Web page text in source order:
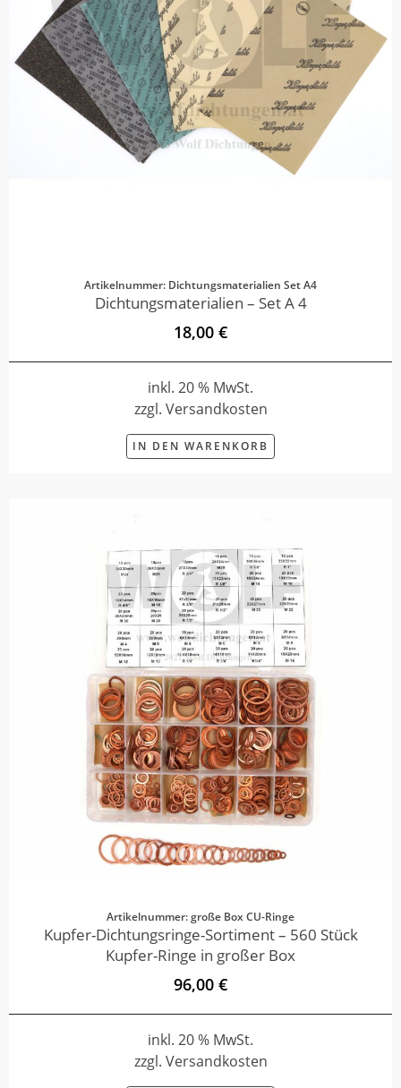
Artikelnummer: Dichtungsmaterialien Set A4
Dichtungsmaterialien – Set A 4
18,00 €
inkl. 20 % MwSt.
zzgl. Versandkosten
IN DEN WARENKORB
Artikelnummer: große Box CU-Ringe
Kupfer-Dichtungsringe-Sortiment – 560 Stück
Kupfer-Ringe in großer Box
96,00 €
inkl. 20 % MwSt.
zzgl. Versandkosten